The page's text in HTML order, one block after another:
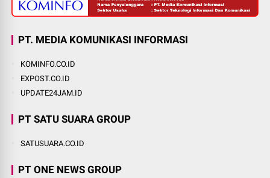
PT. MEDIA KOMUNIKASI INFORMASI
KOMINFO.CO.ID
EXPOST.CO.ID
UPDATE24JAM.ID
PT SATU SUARA GROUP
SATUSUARA.CO.ID
PT ONE NEWS GROUP